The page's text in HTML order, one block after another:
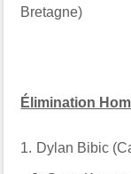
Bretagne)
Élimination
1. Dylan Bibic